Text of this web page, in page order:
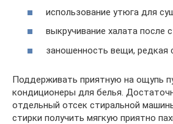
использование утюга для
выкручивание халата после
заношенность вещи, редкая
Поддерживать приятную на ощупь
кондиционеры для белья.
отдельный отсек стиральной
стирки получить мягкую приятно